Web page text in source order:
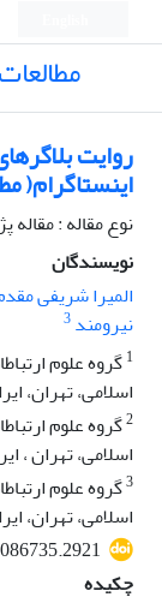
روایت
اینستاگرام(
نوع مقاله :
نویسندگان
المیرا شریفی
نیرومند3
1گروه علوم
اسلامی، تهران،
2گروه علوم
اسلامی، تهران ،
3گروه علوم
اسلامی، تهران،
چکیده